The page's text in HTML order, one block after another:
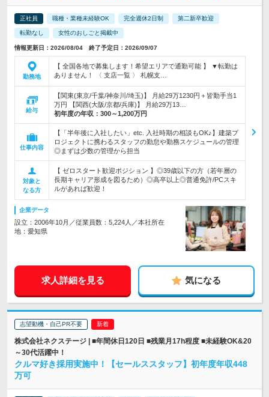
正社員 職種・業種未経験OK 完全週休2日制 第二新卒歓迎
転勤なし 女性のおしごと掲載中
情報更新日：2026/08/04 終了予定日：2026/09/07
勤務地
【 全国各地で募集します！希望エリアで通勤可能 】 ▼転勤は
ありません！ 〈 支店一覧 〉 札幌支…
給与
【関東(東京/千葉/神奈川/埼玉)】 月給29万1230円＋皆勤手当1
万円 【関西(大阪/京都/兵庫)】 月給29万13…
初年度の年収： 300～1,200万円
仕事内容
【「半年後に入社したい」etc. 入社時期の相談もOK♪】建築プ
ロジェクトに携わるスタッフの勤怠や勤務スケジュールの管理
◎まずは少数の管理から担当
対象と
なる方
【 ゼロスタート歓迎ポジション 】◎39歳以下の方（若年層の
長期キャリア形成を図るため）◎高卒以上◎普通免許/PCスキ
ルがあれば歓迎！
企業データ
設立：2006年10月／従業員数：5,224人／本社所在
地：愛知県
求人詳細を見る 気になる
志望動機・自己PR不要
株式会社ネクステージ | ■年間休日120日 ■残業月17h程度 ■未経験OK&20
～30代活躍中！
クルマ好き採用実施中！【セールススタッフ】初年度年収448
万可